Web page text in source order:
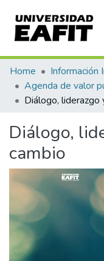
Communities &
All of DSpace
Home
Información
Diálogo,
cambio